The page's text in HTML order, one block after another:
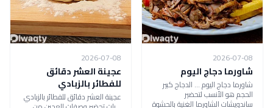
2026-07-08
شاورما دجاج اليوم
شاورما دجاج اليوم ... الدجاج كبير
الحجم هو الأنسب لتحضير
ساندويشات الشاورما الغنية بالحشوة
2026-07-08
عجينة العشر دقائق
للفطائر بالزبادي
عجينة العشر دقائق للفطائر بالزبادي